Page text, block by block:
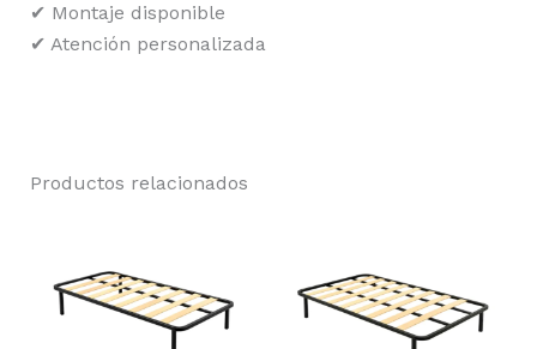
✔ Montaje disponible
✔ Atención personalizada
Productos relacionados